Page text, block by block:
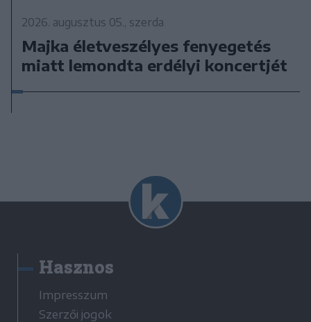
2026. augusztus 05., szerda
Majka életveszélyes fenyegetés
miatt lemondta erdélyi koncertjét
Hasznos
Impresszum
Szerzői jogok